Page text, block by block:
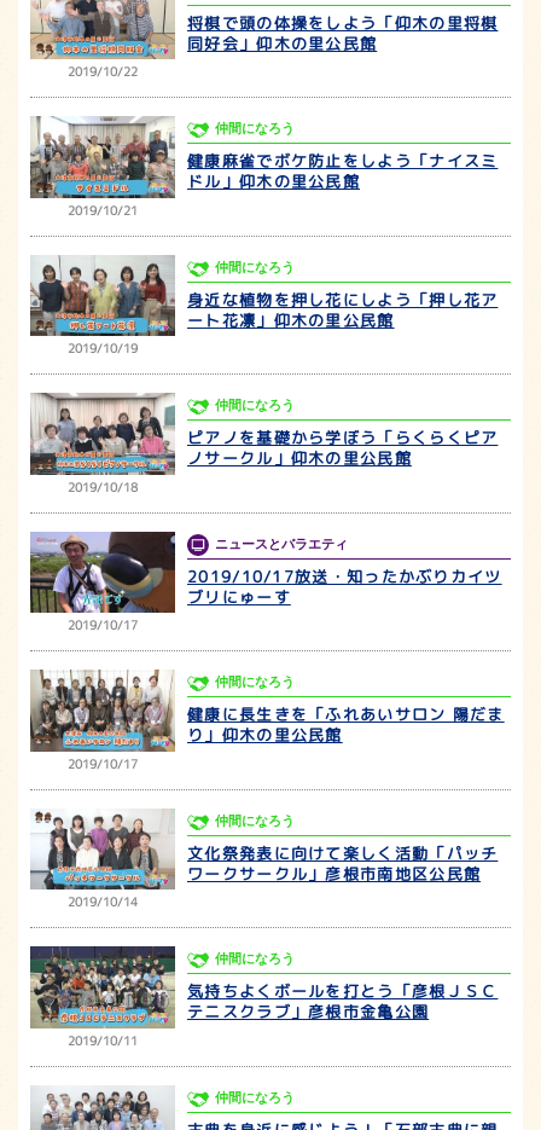
2019/10/22
将棋で頭の体操をしよう「仰木の里将棋
同好会」仰木の里公民館
2019/10/21
仲間になろう
健康麻雀でボケ防止をしよう「ナイスミ
ドル」仰木の里公民館
2019/10/19
仲間になろう
身近な植物を押し花にしよう「押し花ア
ート花凛」仰木の里公民館
2019/10/18
仲間になろう
ピアノを基礎から学ぼう「らくらくピア
ノサークル」仰木の里公民館
2019/10/17
ニュースとバラエティ
2019/10/17放送・知ったかぶりカイツ
ブリにゅーす
2019/10/17
仲間になろう
健康に長生きを「ふれあいサロン 陽だま
り」仰木の里公民館
2019/10/14
仲間になろう
文化祭発表に向けて楽しく活動「パッチ
ワークサークル」彦根市南地区公民館
2019/10/11
仲間になろう
気持ちよくボールを打とう「彦根ＪＳＣ
テニスクラブ」彦根市金亀公園
仲間になろう